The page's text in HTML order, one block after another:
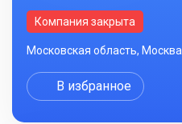
Компания закрыта
Московская область, Москва
В избранное